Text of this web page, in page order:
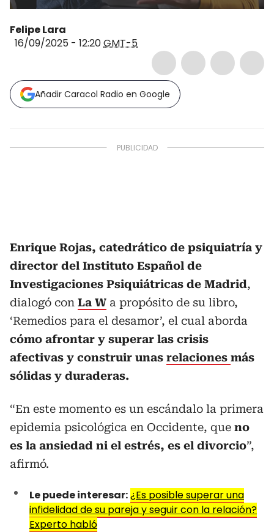
Felipe Lara
16/09/2025 - 12:20GMT-5
Añadir Caracol Radio en Google
Enrique Rojas, catedrático de psiquiatría y
director del Instituto Español de
Investigaciones Psiquiátricas de Madrid,
dialogó con La W a propósito de su libro,
‘Remedios para el desamor’, el cual aborda
cómo afrontar y superar las crisis
afectivas y construir unas relaciones más
sólidas y duraderas.
“En este momento es un escándalo la primera
epidemia psicológica en Occidente, que no
es la ansiedad ni el estrés, es el divorcio”,
afirmó.
Le puede interesar:¿Es posible superar una
infidelidad de su pareja y seguir con la relación?
Experto habló